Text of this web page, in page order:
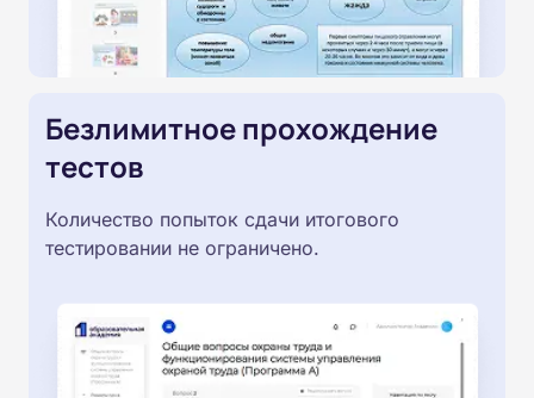
Безлимитное прохождение
тестов
Количество попыток сдачи итогового
тестировании не ограничено.